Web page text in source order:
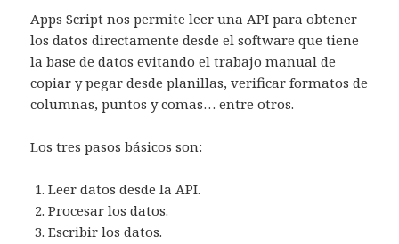
Apps Script nos permite leer una API para obtener
los datos directamente desde el software que tiene
la base de datos evitando el trabajo manual de
copiar y pegar desde planillas, verificar formatos de
columnas, puntos y comas… entre otros.
Los tres pasos básicos son:
Leer datos desde la API.
Procesar los datos.
Escribir los datos.